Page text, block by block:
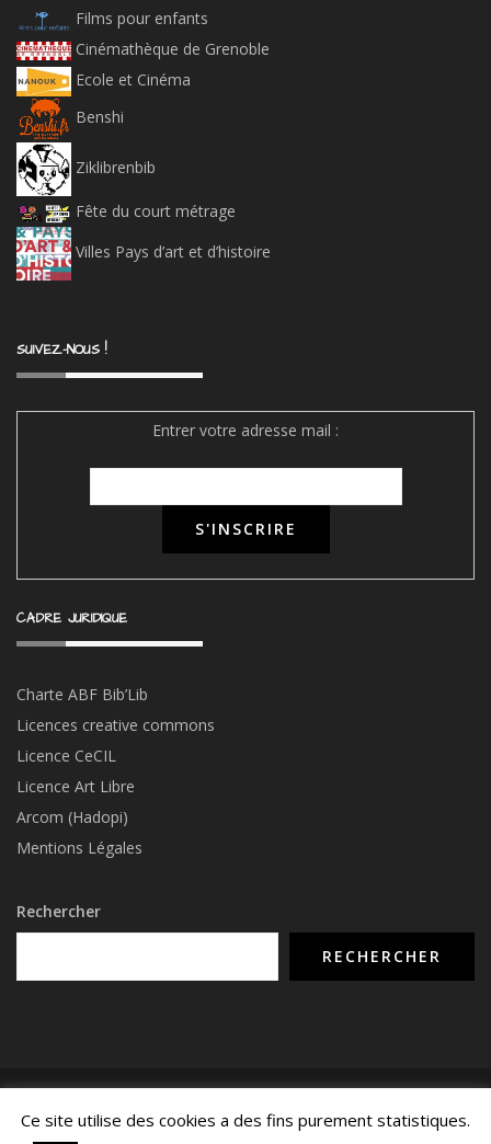
Films pour enfants
Cinémathèque de Grenoble
Ecole et Cinéma
Benshi
Ziklibrenbib
Fête du court métrage
Villes Pays d’art et d’histoire
SUIVEZ-NOUS !
Entrer votre adresse mail :
CADRE JURIDIQUE
Charte ABF Bib’Lib
Licences creative commons
Licence CeCIL
Licence Art Libre
Arcom (Hadopi)
Mentions Légales
Rechercher
RECHERCHER
© COPYRIGHT 2015 - 2026 - NUMERIMIX.FR
- TOUS DROITS RÉSERVÉS -
POLITIQUE DE CONFIDENTIALITÉ
Ce site utilise des cookies a des fins purement statistiques.